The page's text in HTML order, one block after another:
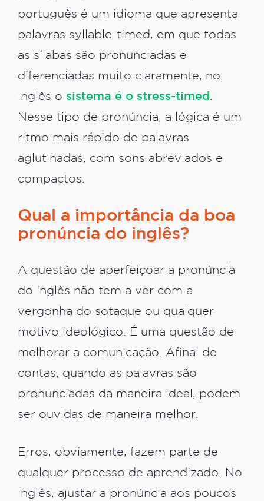
português é um idioma que apresenta
palavras syllable-timed, em que todas
as sílabas são pronunciadas e
diferenciadas muito claramente, no
inglês o sistema é o stress-timed
Nesse tipo de pronúncia, a lógica é um
ritmo mais rápido de palavras
aglutinadas, com sons abreviados e
compactos.
Qual a importância da boa
pronúncia do inglês?
A questão de aperfeiçoar a pronúncia
do inglês não tem a ver com a
vergonha do sotaque ou qualquer
motivo ideológico. É uma questão de
melhorar a comunicação. Afinal de
contas, quando as palavras são
pronunciadas da maneira ideal, podem
ser ouvidas de maneira melhor.
Erros, obviamente, fazem parte de
qualquer processo de aprendizado. No
inglês, ajustar a pronúncia aos poucos